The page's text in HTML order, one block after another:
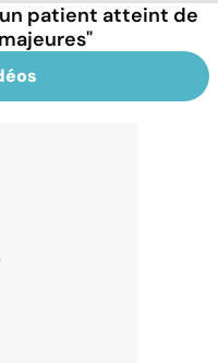
patient atteint de